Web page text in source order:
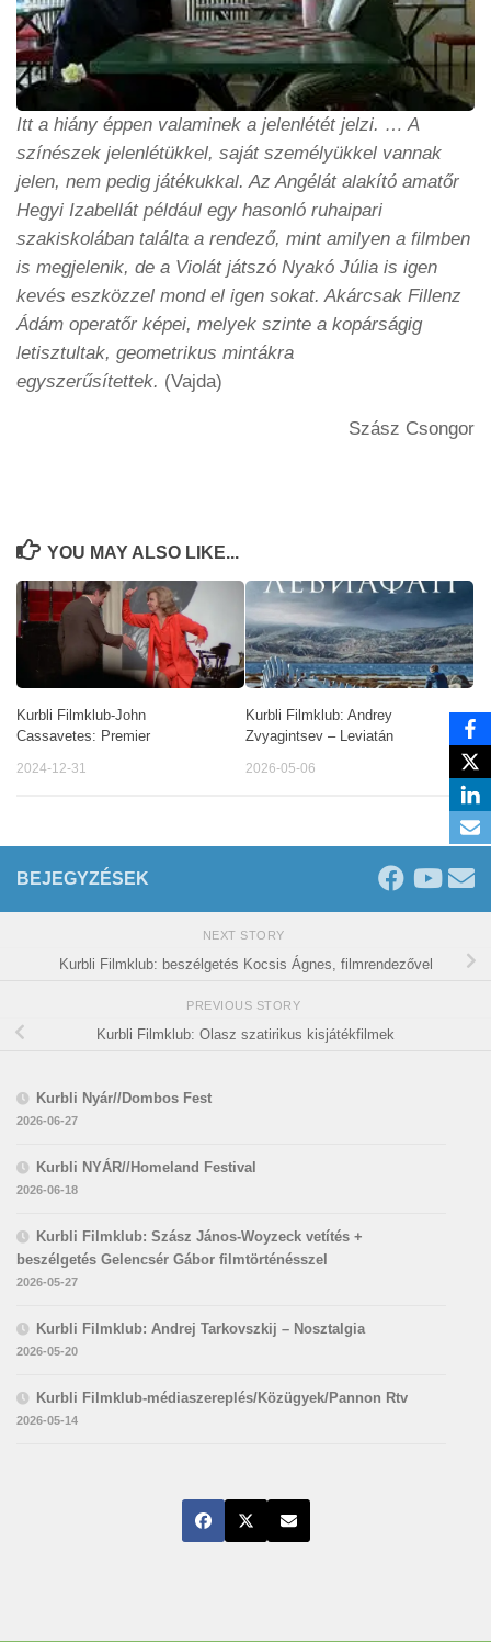
Itt a hiány éppen valaminek a jelenlétét jelzi. … A
színészek jelenlétükkel, saját személyükkel vannak
jelen, nem pedig játékukkal. Az Angélát alakító amatőr
Hegyi Izabellát például egy hasonló ruhaipari
szakiskolában találta a rendező, mint amilyen a filmben
is megjelenik, de a Violát játszó Nyakó Júlia is igen
kevés eszközzel mond el igen sokat. Akárcsak Fillenz
Ádám operatőr képei, melyek szinte a kopárságig
letisztultak, geometrikus mintákra
egyszerűsítettek. (Vajda)
Szász Csongor
YOU MAY ALSO LIKE...
Kurbli Filmklub-John
Cassavetes: Premier
2024-12-31
Kurbli Filmklub: Andrey
Zvyagintsev – Leviatán
2026-05-06
BEJEGYZÉSEK
NEXT STORY
Kurbli Filmklub: beszélgetés Kocsis Ágnes, filmrendezővel
PREVIOUS STORY
Kurbli Filmklub: Olasz szatirikus kisjátékfilmek
Kurbli Nyár//Dombos Fest
2026-06-27
Kurbli NYÁR//Homeland Festival
2026-06-18
Kurbli Filmklub: Szász János-Woyzeck vetítés +
beszélgetés Gelencsér Gábor filmtörténésszel
2026-05-27
Kurbli Filmklub: Andrej Tarkovszkij – Nosztalgia
2026-05-20
Kurbli Filmklub-médiaszereplés/Közügyek/Pannon Rtv
2026-05-14